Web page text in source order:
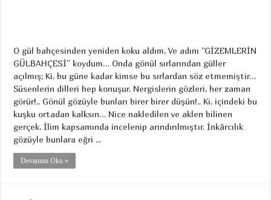
O gül bahçesinden yeniden koku aldım, Ve adını “GİZEMLERİN
GÜLBAHÇESİ” koydum… Onda gönül sırlarından güller
açılmış; Ki, bu güne kadar kimse bu sırlardan söz etmemiştir…
Süsenlerin dilleri hep konuşur, Nergislerin gözleri, her zaman
görür!.. Gönül gözüyle bunları birer birer düşün!.. Ki, içindeki bu
kuşku ortadan kalksın… Nice nakledilen ve aklen bilinen
gerçek, İlim kapsamında incelenip arındırılmıştır. İnkârcılık
gözüyle bunlara eğri ...
Devamını Oku »